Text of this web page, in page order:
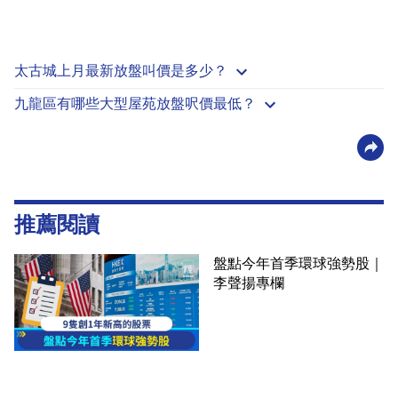
太古城上月最新放盤叫價是多少？
九龍區有哪些大型屋苑放盤呎價最低？
推薦閱讀
盤點今年首季環球強勢股｜
李聲揚專欄